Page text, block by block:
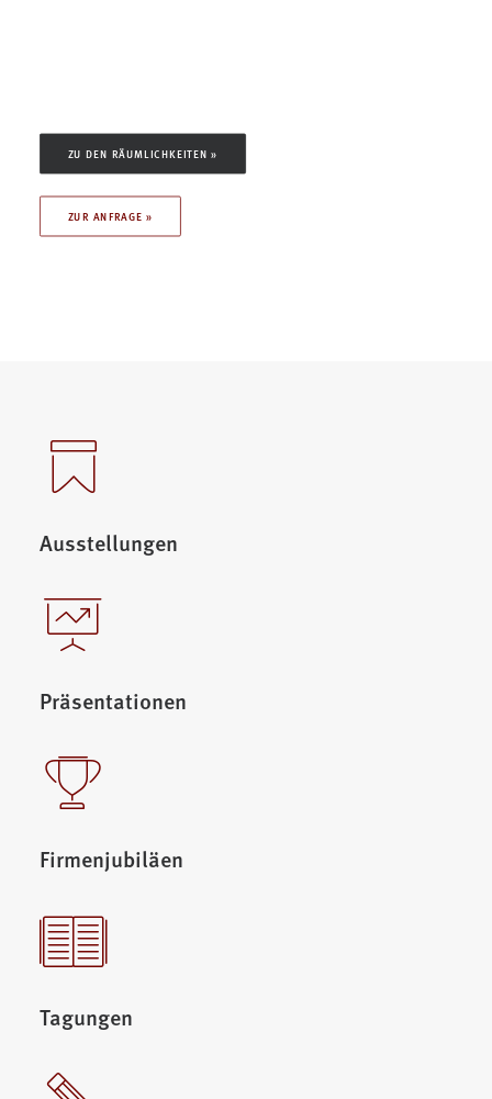
ZU DEN RÄUMLICHKEITEN »
ZUR ANFRAGE »
Ausstellungen
Präsentationen
Firmenjubiläen
Tagungen